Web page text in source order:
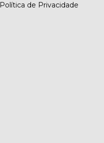
Política de Privacidade